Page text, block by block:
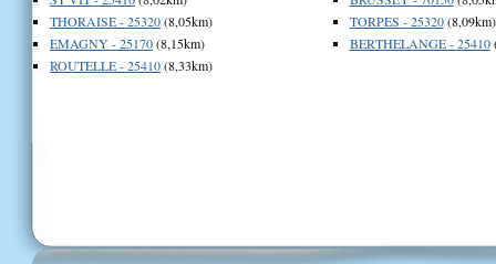
THORAISE - 25320(8,05km)
EMAGNY - 25170(8,15km)
ROUTELLE - 25410(8,33km)
TORPES - 25320(8,09km)
BERTHELANGE - 25410